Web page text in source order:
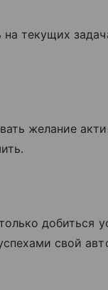
текущих
желание
добиться
свой